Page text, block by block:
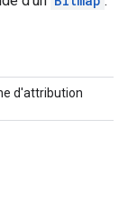
d'attribution